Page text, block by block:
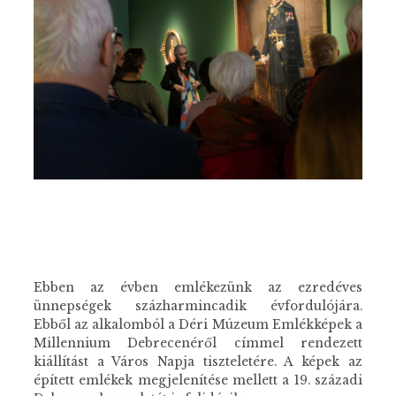
Ebben az évben emlékezünk az ezredéves
ünnepségek százharmincadik évfordulójára.
Ebből az alkalomból a Déri Múzeum Emlékképek a
Millennium Debrecenéről címmel rendezett
kiállítást a Város Napja tiszteletére. A képek az
épített emlékek megjelenítése mellett a 19. századi